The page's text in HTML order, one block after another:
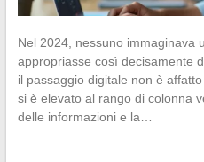
Nel 2024, nessuno immaginava
appropriasse così decisamente
il passaggio digitale non è
si è elevato al rango di colonna
delle informazioni e la…